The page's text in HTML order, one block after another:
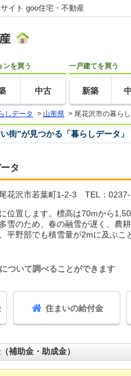
イト goo住宅・不動産
ンを買う
中古
一戸建てを買う
新築
しデータ > 山形県 > 尾花沢市の暮ら
街”が見つかる「暮らしデータ」
タ
尾花沢市若葉町1-2-3 TEL：
位置します。標高は70mから
雪のため、春の融雪が遅く、農
平野部でも積雪量が2mに及ぶこ
ついて調べることができます
住まいの給付金
補助金・助成金）